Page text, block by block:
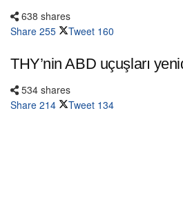
638 shares
Share 255 Tweet 160
THY’nin ABD uçuşları
534 shares
Share 214 Tweet 134